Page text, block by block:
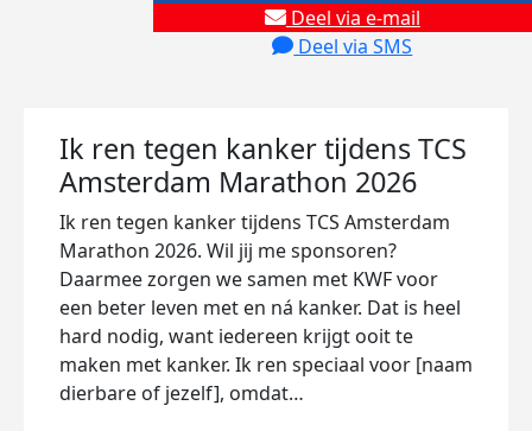
Deel via e-mail
Deel via SMS
Ik ren tegen kanker tijdens TCS
Amsterdam Marathon 2026
Ik ren tegen kanker tijdens TCS Amsterdam
Marathon 2026. Wil jij me sponsoren?
Daarmee zorgen we samen met KWF voor
een beter leven met en ná kanker. Dat is heel
hard nodig, want iedereen krijgt ooit te
maken met kanker. Ik ren speciaal voor [naam
dierbare of jezelf], omdat…